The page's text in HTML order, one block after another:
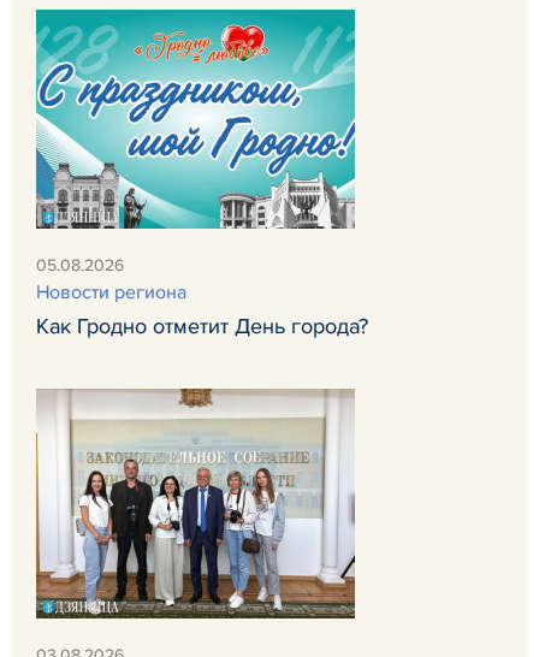
05.08.2026
Новости региона
Как Гродно отметит День города?